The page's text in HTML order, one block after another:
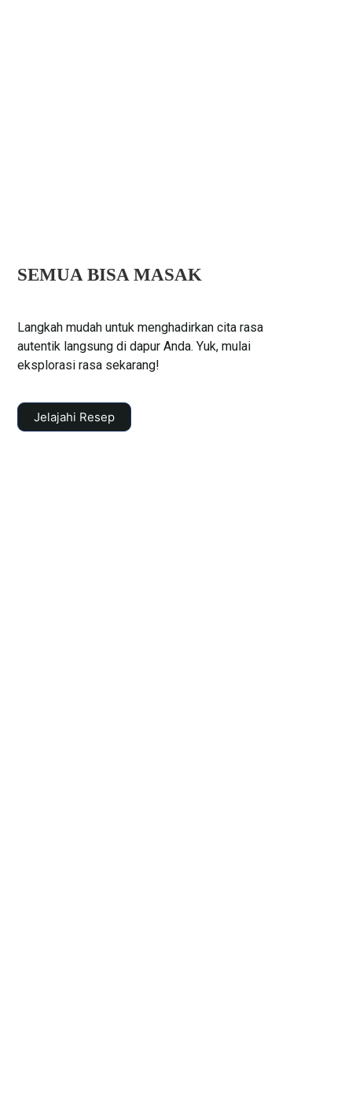
SEMUA BISA MASAK
Langkah mudah untuk menghadirkan cita rasa
autentik langsung di dapur Anda. Yuk, mulai
eksplorasi rasa sekarang!
Jelajahi Resep